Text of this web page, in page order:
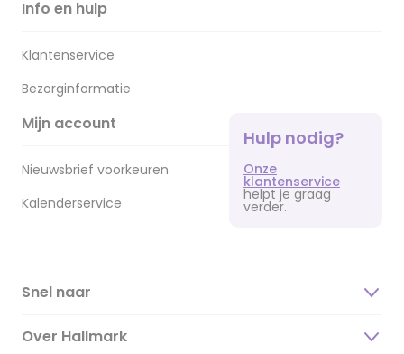
Info en hulp
Klantenservice
Bezorginformatie
Mijn account
Nieuwsbrief voorkeuren
Kalenderservice
Hulp nodig?
Onze
klantenservice
helpt je graag
verder.
Snel naar
Over Hallmark